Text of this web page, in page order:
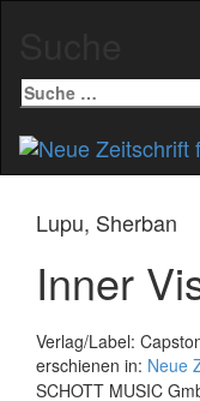
Suche
nach:
Lupu, Sherban
Inner
Verlag/Label:
erschienen in: Neue
SCHOTT MUSIC